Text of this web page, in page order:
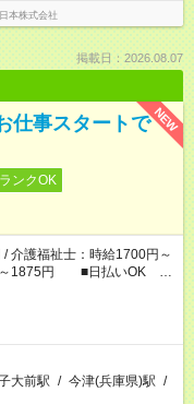
本株式会社
掲載日：2026.08.07
NEW
仕事スタートで
ンクOK
介護福祉士：時給1700円～
～1875円 ■日払いOK ■
）
大前駅 / 今津(兵庫県)駅 /